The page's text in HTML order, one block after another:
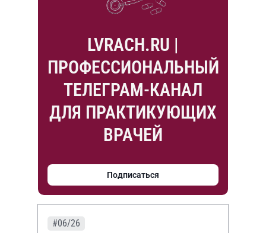
LVRACH.RU |
ПРОФЕССИОНАЛЬНЫЙ
ТЕЛЕГРАМ-КАНАЛ
ДЛЯ ПРАКТИКУЮЩИХ
ВРАЧЕЙ
Подписаться
#06/26